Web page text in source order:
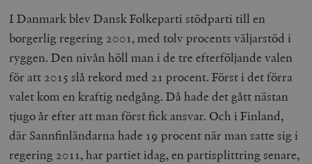
I Danmark blev Dansk Folkeparti stödparti till en
borgerlig regering 2001, med tolv procents väljarstöd i
ryggen. Den nivån höll man i de tre efterföljande valen
för att 2015 slå rekord med 21 procent. Först i det förra
valet kom en kraftig nedgång. Då hade det gått nästan
tjugo år efter att man först fick ansvar. Och i Finland,
där Sannfinländarna hade 19 procent när man satte sig i
regering 2011, har partiet idag, en partisplittring senare,